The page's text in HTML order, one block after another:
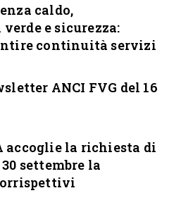
caldo,
e sicurezza:
continuità servizi
ANCI FVG del 16
accoglie la richiesta di
settembre la